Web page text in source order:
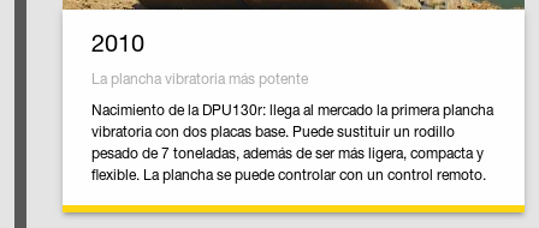
2010
La plancha vibratoria más potente
Nacimiento de la DPU130r: llega al mercado la primera plancha
vibratoria con dos placas base. Puede sustituir un rodillo
pesado de 7 toneladas, además de ser más ligera, compacta y
flexible. La plancha se puede controlar con un control remoto.